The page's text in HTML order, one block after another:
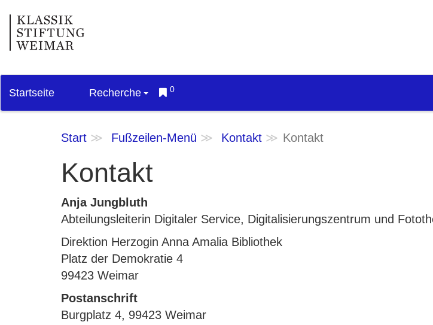
Startseite Recherche 0
Start Fußzeilen-Menü Kontakt Kontakt
Kontakt
Anja Jungbluth
Abteilungsleiterin Digitaler Service, Digitalisierungszentrum und
Direktion Herzogin Anna Amalia Bibliothek
Platz der Demokratie 4
99423 Weimar
Postanschrift
Burgplatz 4, 99423 Weimar